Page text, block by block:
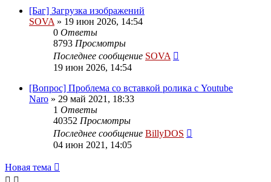
[Баг] Загрузка изображений
SOVA » 19 июн 2026, 14:54
0 Ответы
8793 Просмотры
Последнее сообщение SOVA
19 июн 2026, 14:54
[Вопрос] Проблема со вставкой ролика с Youtube
Naro » 29 май 2021, 18:33
1 Ответы
40352 Просмотры
Последнее сообщение BillyDOS
04 июн 2021, 14:05
Новая
тема
Новая тема